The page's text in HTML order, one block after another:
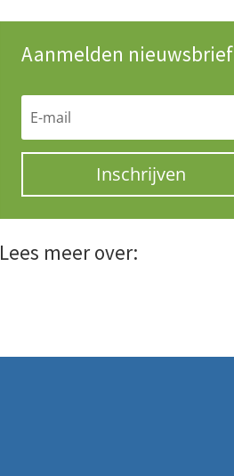
Aanmelden nieuwsbrief
Inschrijven
Lees meer over: